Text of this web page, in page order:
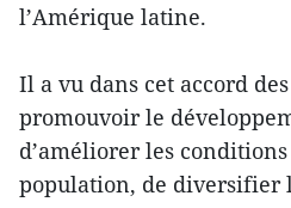
l’Amérique latine.
Il a vu dans cet accord
promouvoir le
d’améliorer les
population, de diversifier